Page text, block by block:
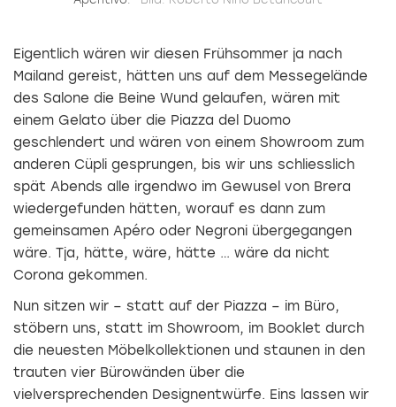
Eigentlich wären wir diesen Frühsommer ja nach
Mailand gereist, hätten uns auf dem Messegelände
des Salone die Beine Wund gelaufen, wären mit
einem Gelato über die Piazza del Duomo
geschlendert und wären von einem Showroom zum
anderen Cüpli gesprungen, bis wir uns schliesslich
spät Abends alle irgendwo im Gewusel von Brera
wiedergefunden hätten, worauf es dann zum
gemeinsamen Apéro oder Negroni übergegangen
wäre. Tja, hätte, wäre, hätte … wäre da nicht
Corona gekommen.
Nun sitzen wir – statt auf der Piazza – im Büro,
stöbern uns, statt im Showroom, im Booklet durch
die neuesten Möbelkollektionen und staunen in den
trauten vier Bürowänden über die
vielversprechenden Designentwürfe. Eins lassen wir